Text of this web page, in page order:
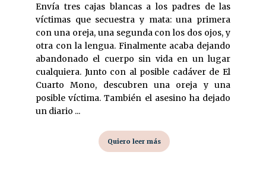
Envía tres cajas blancas a los padres de las
víctimas que secuestra y mata: una primera
con una oreja, una segunda con los dos ojos, y
otra con la lengua. Finalmente acaba dejando
abandonado el cuerpo sin vida en un lugar
cualquiera. Junto con al posible cadáver de El
Cuarto Mono, descubren una oreja y una
posible víctima. También el asesino ha dejado
un diario ...
Quiero leer más